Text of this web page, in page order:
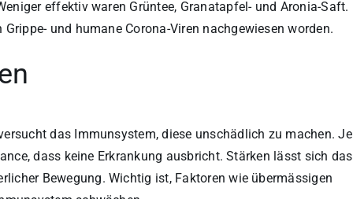
effektiv waren Grüntee, Granatapfel- und Aronia-Saft.
und humane Corona-Viren nachgewiesen worden.
das Immunsystem, diese unschädlich zu machen. Je
dass keine Erkrankung ausbricht. Stärken lässt sich das
Bewegung. Wichtig ist, Faktoren wie übermässigen